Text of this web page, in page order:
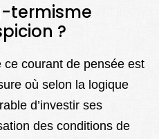
termisme
?
courant de pensée est
où selon la logique
d’investir ses
des conditions de